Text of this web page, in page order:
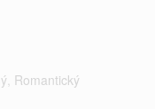
, Romantický